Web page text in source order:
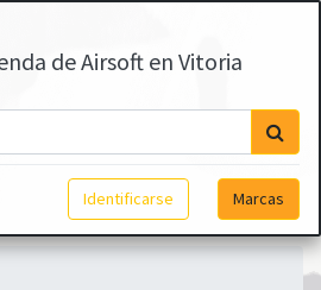
de Airsoft en Vitoria
Identificarse Marcas